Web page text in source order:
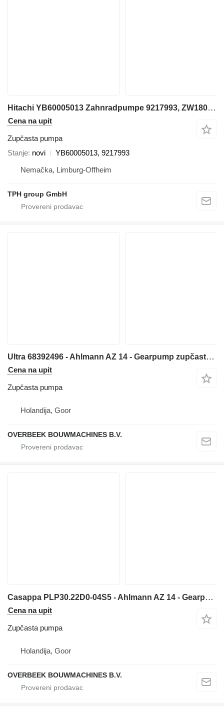
Hitachi YB60005013 Zahnradpumpe 9217993, ZW180, ZW220, ZW250, ZW310 zupčasta pumpa za Hitachi ZW180, ZW220, ZW250, ZW310 prednjeg utovarivača
Cena na upit
Zupčasta pumpa
Stanje novi
YB60005013, 9217993
Nemačka, Limburg-Offheim
TPH group GmbH
Ultra 68392496 - Ahlmann AZ 14 - Gearpump zupčasta pumpa za prednjeg utovarivača
Cena na upit
Zupčasta pumpa
Holandija, Goor
OVERBEEK BOUWMACHINES B.V.
Casappa PLP30.22D0-04S5 - Ahlmann AZ 14 - Gearpump zupčasta pumpa za prednjeg utovarivača
Cena na upit
Zupčasta pumpa
Holandija, Goor
OVERBEEK BOUWMACHINES B.V.